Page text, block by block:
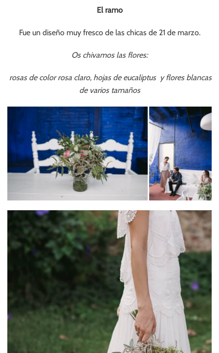
El ramo
Fue un diseño muy fresco de las chicas de 21 de marzo.
Os chivamos las flores:
rosas de color rosa claro, hojas de eucaliptus y flores blancas
de varios tamaños